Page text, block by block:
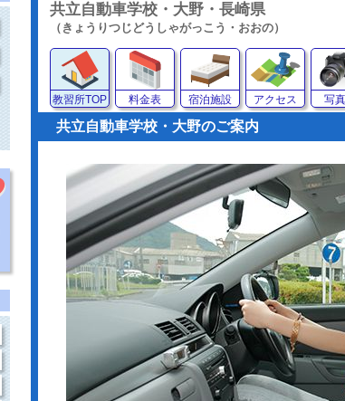
共立自動車学校・大野・長崎県
（きょうりつじどうしゃがっこう・おおの）
教習所TOP
料金表 宿泊施設 アクセス 写
共立自動車学校・大野のご案内